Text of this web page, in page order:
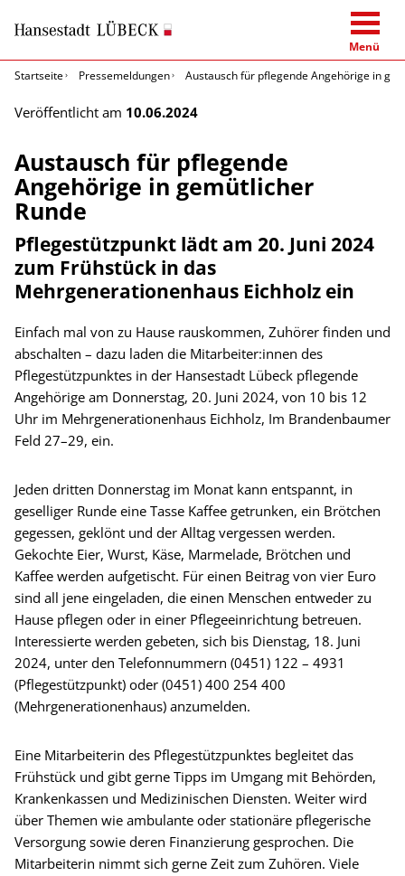
Menü
Startseite
Pressemeldungen Austausch für pflegende Angehörige in
Veröffentlicht am 10.06.2024
Austausch für pflegende
Angehörige in gemütlicher
Runde
Pflegestützpunkt lädt am 20. Juni 2024
zum Frühstück in das
Mehrgenerationenhaus Eichholz ein
Einfach mal von zu Hause rauskommen, Zuhörer finden und
abschalten – dazu laden die Mitarbeiter:innen des
Pflegestützpunktes in der Hansestadt Lübeck pflegende
Angehörige am Donnerstag, 20. Juni 2024, von 10 bis 12
Uhr im Mehrgenerationenhaus Eichholz, Im Brandenbaumer
Feld 27–29, ein.
Jeden dritten Donnerstag im Monat kann entspannt, in
geselliger Runde eine Tasse Kaffee getrunken, ein Brötchen
gegessen, geklönt und der Alltag vergessen werden.
Gekochte Eier, Wurst, Käse, Marmelade, Brötchen und
Kaffee werden aufgetischt. Für einen Beitrag von vier Euro
sind all jene eingeladen, die einen Menschen entweder zu
Hause pflegen oder in einer Pflegeeinrichtung betreuen.
Interessierte werden gebeten, sich bis Dienstag, 18. Juni
2024, unter den Telefonnummern (0451) 122 – 4931
(Pflegestützpunkt) oder (0451) 400 254 400
(Mehrgenerationenhaus) anzumelden.
Eine Mitarbeiterin des Pflegestützpunktes begleitet das
Frühstück und gibt gerne Tipps im Umgang mit Behörden,
Krankenkassen und Medizinischen Diensten. Weiter wird
über Themen wie ambulante oder stationäre pflegerische
Versorgung sowie deren Finanzierung gesprochen. Die
Mitarbeiterin nimmt sich gerne Zeit zum Zuhören. Viele